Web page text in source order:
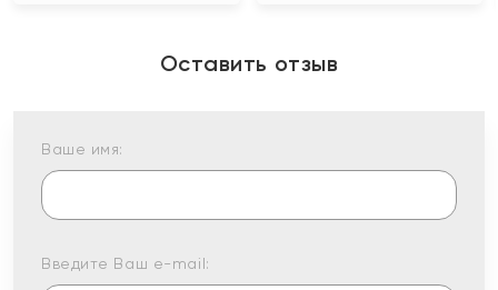
Оставить отзыв
Ваше имя:
Введите Ваш e-mail: